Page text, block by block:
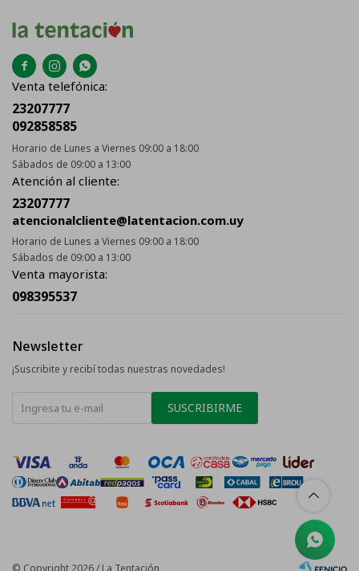
  
Venta telefónica:
23207777
092858585
Horario de Lunes a Viernes 09:00 a 18:00
Sábados de 09:00 a 13:00
Atención al cliente:
23207777
atencionalcliente@latentacion.com.uy
Horario de Lunes a Viernes 09:00 a 18:00
Sábados de 09:00 a 13:00
Venta mayorista:
098395537
Newsletter
¡Suscribite y recibí todas nuestras novedades!
SUSCRIBIRME